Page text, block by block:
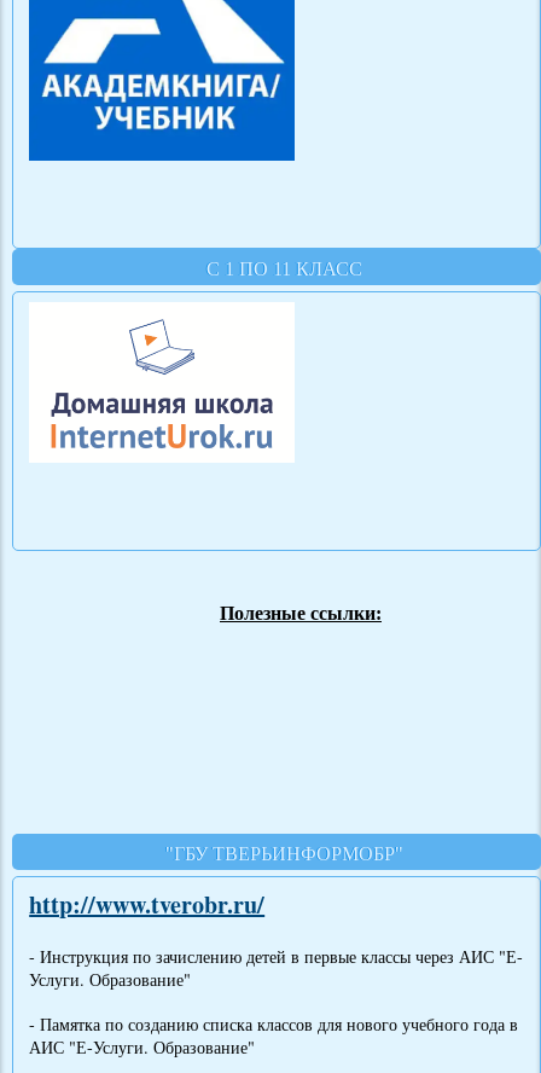
С 1 ПО 11 КЛАСС
Полезные ссылки:
"ГБУ ТВЕРЬИНФОРМОБР"
http://www.tverobr.ru/
- Инструкция по зачислению детей в первые классы через АИС "Е-
Услуги. Образование"
- Памятка по созданию списка классов для нового учебного года в
АИС "Е-Услуги. Образование"